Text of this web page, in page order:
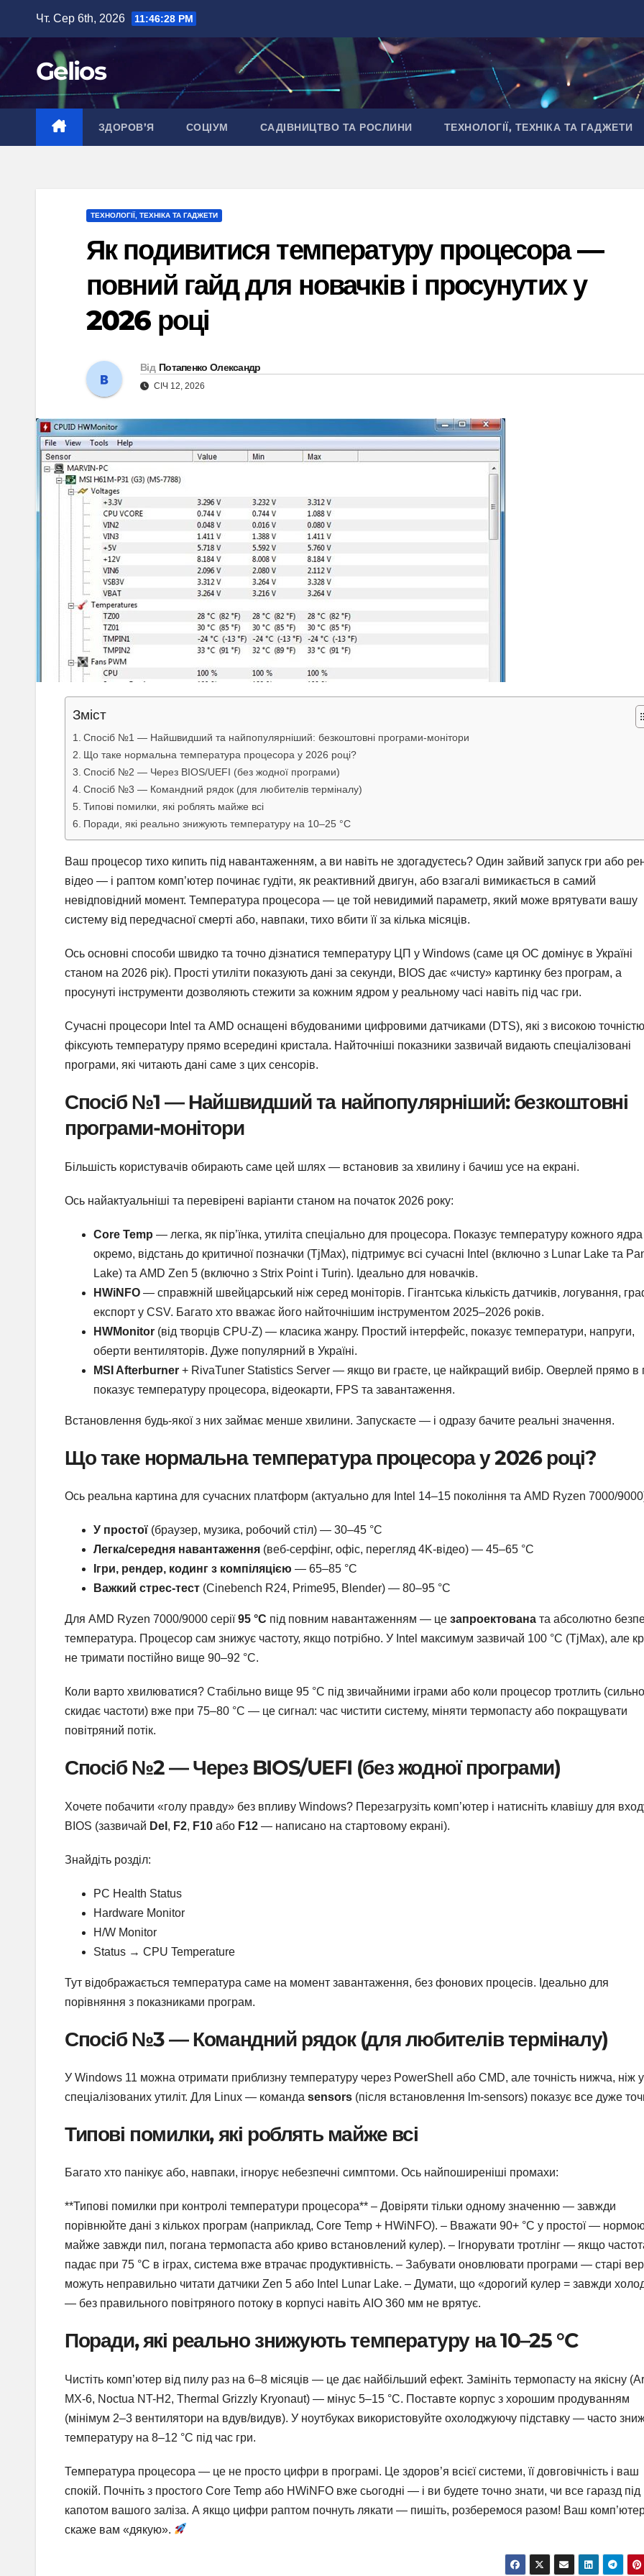
вмісту
Чт. Сер 6th, 2026 11:46:29 PM
Gelios
ЗДОРОВ’Я СОЦІУМ САДІВНИЦТВО ТА РОСЛИНИ ТЕХНОЛОГІЇ, ТЕХНІКА ТА ГАДЖЕТИ
ТЕХНОЛОГІЇ, ТЕХНІКА ТА ГАДЖЕТИ
Як подивитися температуру процесора —
повний гайд для новачків і просунутих у
2026 році
Від Потапенко Олександр
СІЧ 12, 2026
Зміст
Спосіб №1 — Найшвидший та найпопулярніший: безкоштовні програми-монітори
Що таке нормальна температура процесора у 2026 році?
Спосіб №2 — Через BIOS/UEFI (без жодної програми)
Спосіб №3 — Командний рядок (для любителів терміналу)
Типові помилки, які роблять майже всі
Поради, які реально знижують температуру на 10–25 °C
Ваш процесор тихо кипить під навантаженням, а ви навіть не здогадуєтесь? Один зайвий запуск гри або
відео — і раптом комп’ютер починає гудіти, як реактивний двигун, або взагалі вимикається в самий
невідповідний момент. Температура процесора — це той невидимий параметр, який може врятувати вашу
систему від передчасної смерті або, навпаки, тихо вбити її за кілька місяців.
Ось основні способи швидко та точно дізнатися температуру ЦП у Windows (саме ця ОС домінує в Україні
станом на 2026 рік). Прості утиліти показують дані за секунди, BIOS дає «чисту» картинку без програм, а
просунуті інструменти дозволяють стежити за кожним ядром у реальному часі навіть під час гри.
Сучасні процесори Intel та AMD оснащені вбудованими цифровими датчиками (DTS), які з високою точністю
фіксують температуру прямо всередині кристала. Найточніші показники зазвичай видають спеціалізовані
програми, які читають дані саме з цих сенсорів.
Спосіб №1 — Найшвидший та найпопулярніший: безкоштовні
програми-монітори
Більшість користувачів обирають саме цей шлях — встановив за хвилину і бачиш усе на екрані.
Ось найактуальніші та перевірені варіанти станом на початок 2026 року:
Core Temp — легка, як пір’їнка, утиліта спеціально для процесора. Показує температуру кожного ядра
окремо, відстань до критичної позначки (TjMax), підтримує всі сучасні Intel (включно з Lunar Lake та
Lake) та AMD Zen 5 (включно з Strix Point і Turin). Ідеально для новачків.
HWiNFO — справжній швейцарський ніж серед моніторів. Гігантська кількість датчиків, логування,
експорт у CSV. Багато хто вважає його найточнішим інструментом 2025–2026 років.
HWMonitor (від творців CPU-Z) — класика жанру. Простий інтерфейс, показує температури, напруги,
оберти вентиляторів. Дуже популярний в Україні.
MSI Afterburner + RivaTuner Statistics Server — якщо ви граєте, це найкращий вибір. Оверлей прямо в
показує температуру процесора, відеокарти, FPS та завантаження.
Встановлення будь-якої з них займає менше хвилини. Запускаєте — і одразу бачите реальні значення.
Що таке нормальна температура процесора у 2026 році?
Ось реальна картина для сучасних платформ (актуально для Intel 14–15 покоління та AMD Ryzen 7000/
У простої (браузер, музика, робочий стіл) — 30–45 °C
Легка/середня навантаження (веб-серфінг, офіс, перегляд 4K-відео) — 45–65 °C
Ігри, рендер, кодинг з компіляцією — 65–85 °C
Важкий стрес-тест (Cinebench R24, Prime95, Blender) — 80–95 °C
Для AMD Ryzen 7000/9000 серії95 °C під повним навантаженням — це запроектована та абсолютно
температура. Процесор сам знижує частоту, якщо потрібно. У Intel максимум зазвичай 100 °C (TjMax), але
не тримати постійно вище 90–92 °C.
Коли варто хвилюватися? Стабільно вище 95 °C під звичайними іграми або коли процесор тротлить (сильно
скидає частоти) вже при 75–80 °C — це сигнал: час чистити систему, міняти термопасту або покращувати
повітряний потік.
Спосіб №2 — Через BIOS/UEFI (без жодної програми)
Хочете побачити «голу правду» без впливу Windows? Перезагрузіть комп’ютер і натисніть клавішу для
BIOS (зазвичай Del , F2, F10 або F12 — написано на стартовому екрані).
Знайдіть розділ:
PC Health Status
Hardware Monitor
H/W Monitor
Status → CPU Temperature
Тут відображається температура саме на момент завантаження, без фонових процесів. Ідеально для
порівняння з показниками програм.
Спосіб №3 — Командний рядок (для любителів терміналу)
У Windows 11 можна отримати приблизну температуру через PowerShell або CMD, але точність нижча, ніж у
спеціалізованих утиліт. Для Linux — команда sensors (після встановлення lm-sensors) показує все дуже
Типові помилки, які роблять майже всі
Багато хто панікує або, навпаки, ігнорує небезпечні симптоми. Ось найпоширеніші промахи:
**Типові помилки при контролі температури процесора** – Довіряти тільки одному значенню — завжди
порівнюйте дані з кількох програм (наприклад, Core Temp + HWiNFO). – Вважати 90+ °C у простої —
майже завжди пил, погана термопаста або криво встановлений кулер). – Ігнорувати тротлінг — якщо
падає при 75 °C в іграх, система вже втрачає продуктивність. – Забувати оновлювати програми — старі
можуть неправильно читати датчики Zen 5 або Intel Lunar Lake. – Думати, що «дорогий кулер = завжди
— без правильного повітряного потоку в корпусі навіть AIO 360 мм не врятує.
Поради, які реально знижують температуру на 10–25 °C
Чистіть комп’ютер від пилу раз на 6–8 місяців — це дає найбільший ефект. Замініть термопасту на якісну
MX-6, Noctua NT-H2, Thermal Grizzly Kryonaut) — мінус 5–15 °C. Поставте корпус з хорошим продуванням
(мінімум 2–3 вентилятори на вдув/видув). У ноутбуках використовуйте охолоджуючу підставку — часто
температуру на 8–12 °C під час гри.
Температура процесора — це не просто цифри в програмі. Це здоров’я всієї системи, її довговічність і ваш
спокій. Почніть з простого Core Temp або HWiNFO вже сьогодні — і ви будете точно знати, чи все гаразд під
капотом вашого заліза. А якщо цифри раптом почнуть лякати — пишіть, розберемося разом! Ваш
скаже вам «дякую».